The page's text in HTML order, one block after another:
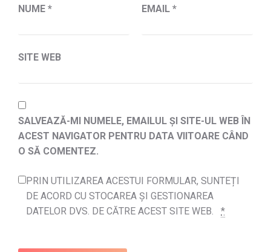
NUME * EMAIL *
SITE WEB
SALVEAZĂ-MI NUMELE, EMAILUL ȘI SITE-UL WEB ÎN
ACEST NAVIGATOR PENTRU DATA VIITOARE CÂND
O SĂ COMENTEZ.
PRIN UTILIZAREA ACESTUI FORMULAR, SUNTEȚI
DE ACORD CU STOCAREA ȘI GESTIONAREA
DATELOR DVS. DE CĂTRE ACEST SITE WEB.
*